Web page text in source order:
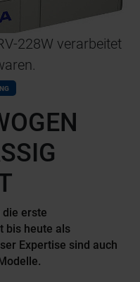
228W verarbeitet
erste
bis heute als
Expertise sind auch